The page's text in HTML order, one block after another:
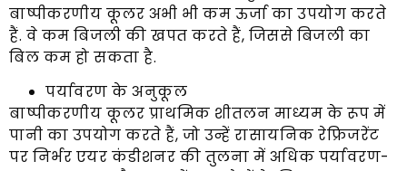
बाष्पीकरणीय कूलर अभी भी कम ऊर्जा का उपयोग करते
हैं. वे कम बिजली की खपत करते हैं, जिससे बिजली का
बिल कम हो सकता है.
पर्यावरण के अनुकूल
बाष्पीकरणीय कूलर प्राथमिक शीतलन माध्यम के रूप में
पानी का उपयोग करते हैं, जो उन्हें रासायनिक रेफ्रिजरेंट
पर निर्भर एयर कंडीशनर की तुलना में अधिक पर्यावरण-